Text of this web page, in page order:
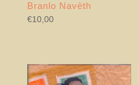
Branlo Navèth
€10,00